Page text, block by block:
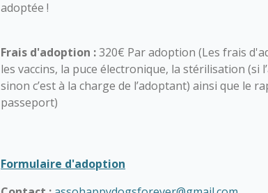
adoptée !
Frais d'adoption :320€ Par adoption (Les frais
les vaccins, la puce électronique, la stérilisation (si
sinon c’est à la charge de l’adoptant) ainsi que le
passeport)
Formulaire d'adoption